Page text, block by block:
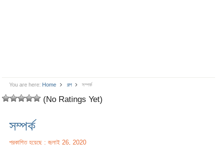
You are here: Home গল্প সম্পর্ক
(No Ratings Yet)
সম্পর্ক
প্রকাশিত হয়েছে : জুলাই 26, 2020